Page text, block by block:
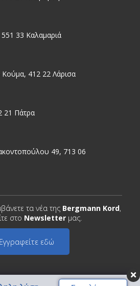
33 Καλαμαριά
412 22 Λάρισα
21 Πάτρα
49, 713 06
τα νέα της Bergmann Kord,
στο Newsletterμας.
Εγγραφείτε εδώ